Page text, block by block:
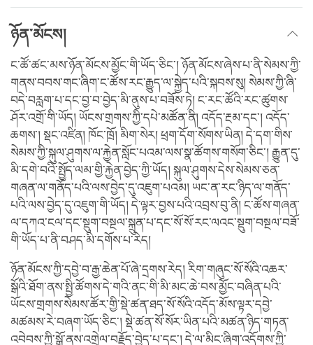
ཉོན་མོངས།
ང་ཚོ་ཚང་མས་ཉོན་མོངས་མྱོང་གི་ཡོད་ཅིང་། ཉོན་མོངས་ཞེས་པ་ནི་སེམས་ཀྱི་
གནས་བབས་གང་ཞིག་ང་ཚོས་རང་རྒྱུད་ལ་སྐྱེད་པའི་སྐབས་སུ། སེམས་ཀྱི་ཞི་
བདེ་བརླག་པ་དང་བྱ་བ་བྱེད་མི་ནུས་པ་བཟོས་ཏེ། ང་རང་ཚོའི་རང་ཚུགས་
ཤོར་འགྲོ་གི་ཡོད། ཡོངས་གྲགས་ཀྱི་དཔེ་མཚོན་ནི། འདོད་རྔམ་དང་། འདོད་
ཆགས་། སྡང་འཛིན། ཁོང་ཁྲོ། མིག་སེར། ཕྲག་དོག་སོགས་ཡིན། དེ་དག་གིས་
སེམས་ཀྱི་སྐུལ་ཤུགས་ལ་རྐྱེན་སློང་པའམ་ལས་སྣ་ཚོགས་གསོག་ཅིང་། རྒྱུན་དུ་
མི་དགེ་བའི་སྤྱོད་ལམ་གྱི་རྐྱེན་བྱེད་ཀྱི་ཡོད། སྐུལ་ཤུགས་དེས་སེམས་ཅན་
གཞན་ལ་གནོད་པའི་ལས་བྱེད་དུ་འཇུག་པའམ། ཡང་ན་རང་ཉིད་ལ་གནོད་
པའི་ལས་བྱེད་དུ་འཇུག་གི་ཡོད། དེ་ལྟར་བྱས་པའི་འབྲས་བུ་ནི། ང་ཚོས་གཞན་
ལ་དཀའ་ངལ་དང་སྡུག་བསྔལ་སྐྲུན་པ་དང་སོ་སོ་རང་ལའང་སྡུག་བསྔལ་བཟོ་
གི་ཡོད་པ་ནི་བཤད་མི་དགོས་པ་རེད།
ཉོན་མོངས་ཀྱི་དབྱེ་བ་རྒྱ་ཆེན་པོ་ཞེ་དྲགས་རེད། རིག་གཞུང་སོ་སོའི་འཆར་
སྒོའི་ཐོག་ནས་སྤྱི་ཚོགས་དེ་གའི་ནང་གི་མི་མང་ཆེ་བས་མྱོང་བཞིན་པའི་
ཡོངས་གྲགས་སེམས་ཚོར་གྱི་སྡེ་ཚན་ཐད་སོ་སོའི་འདོད་མོས་ལྟར་དབྱེ་
མཚམས་རེ་བཞག་ཡོད་ཅིང་། སྡེ་ཚན་སོ་སོར་ཡིན་པའི་མཚན་ཉིད་གཏན་
འབེབས་ཀྱི་སྒོ་ནས་འགྲེལ་བརྗོད་བྱེད་པ་དང་། དེ་ལ་མིང་ཞིག་འདོགས་ཀྱི་